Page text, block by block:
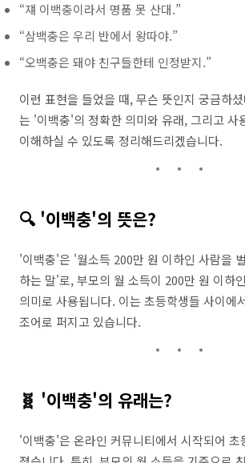
“쟤 이백충이라서 명품 못 산대.”
“삼백충은 우리 반에서 왕따야.”
“오백충은 돼야 친구들한테 인정받지.”
이런 표현을 들었을 때, 무슨 뜻인지 궁금하
는 '이백충'의 정확한 의미와 유래, 그리고 사
이해하실 수 있도록 정리해드리겠습니다.
🔍 '이백충'의 뜻은?
'이백충'은 '월소득 200만 원 이하인 사람을
하는 말'로, 부모의 월 소득이 200만 원 이하
의미로 사용됩니다. 이는 초등학생들 사이에
조어로 퍼지고 있습니다.
🧬 '이백충'의 유래는?
'이백충'은 온라인 커뮤니티에서 시작되어 초